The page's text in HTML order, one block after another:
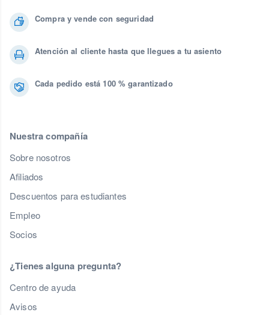
Compra y vende con seguridad
Atención al cliente hasta que llegues a tu asiento
Cada pedido está 100 % garantizado
Nuestra compañía
Sobre nosotros
Afiliados
Descuentos para estudiantes
Empleo
Socios
¿Tienes alguna pregunta?
Centro de ayuda
Avisos